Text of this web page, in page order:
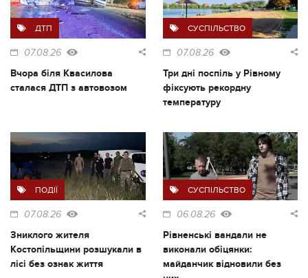
ДТП
07.08.26
Вчора біля Квасилова
сталася ДТП з автовозом
СУСПІЛЬСТВО
07.08.26
Три дні поспіль у Рівному
фіксують рекордну
температуру
ПОДІЇ
07.08.26
Зниклого жителя
Костопільщини розшукали в
лісі без ознак життя
СУСПІЛЬСТВО
06.08.26
Рівненські вандали не
виконали обіцянки:
майданчик відновили без